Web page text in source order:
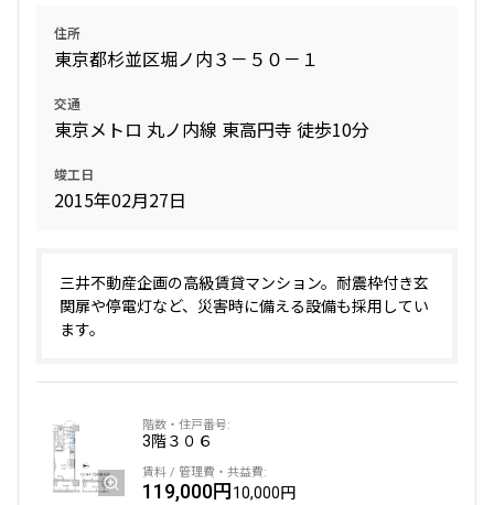
住所
東京都杉並区堀ノ内３－５０－１
交通
東京メトロ 丸ノ内線 東高円寺 徒歩10分
竣工日
2015年02月27日
三井不動産企画の高級賃貸マンション。耐震枠付き玄
関扉や停電灯など、災害時に備える設備も採用してい
ます。
3階３０６
119,000円10,000円